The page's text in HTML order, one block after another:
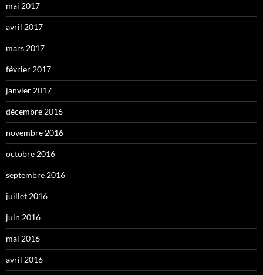
mai 2017
avril 2017
mars 2017
février 2017
janvier 2017
décembre 2016
novembre 2016
octobre 2016
septembre 2016
juillet 2016
juin 2016
mai 2016
avril 2016